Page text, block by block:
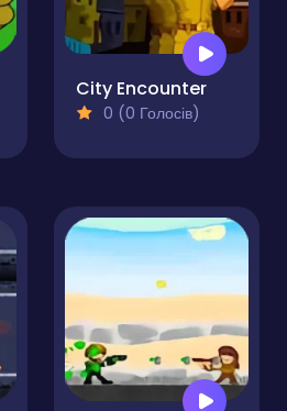
City Encounter
0 (0 Голосів)